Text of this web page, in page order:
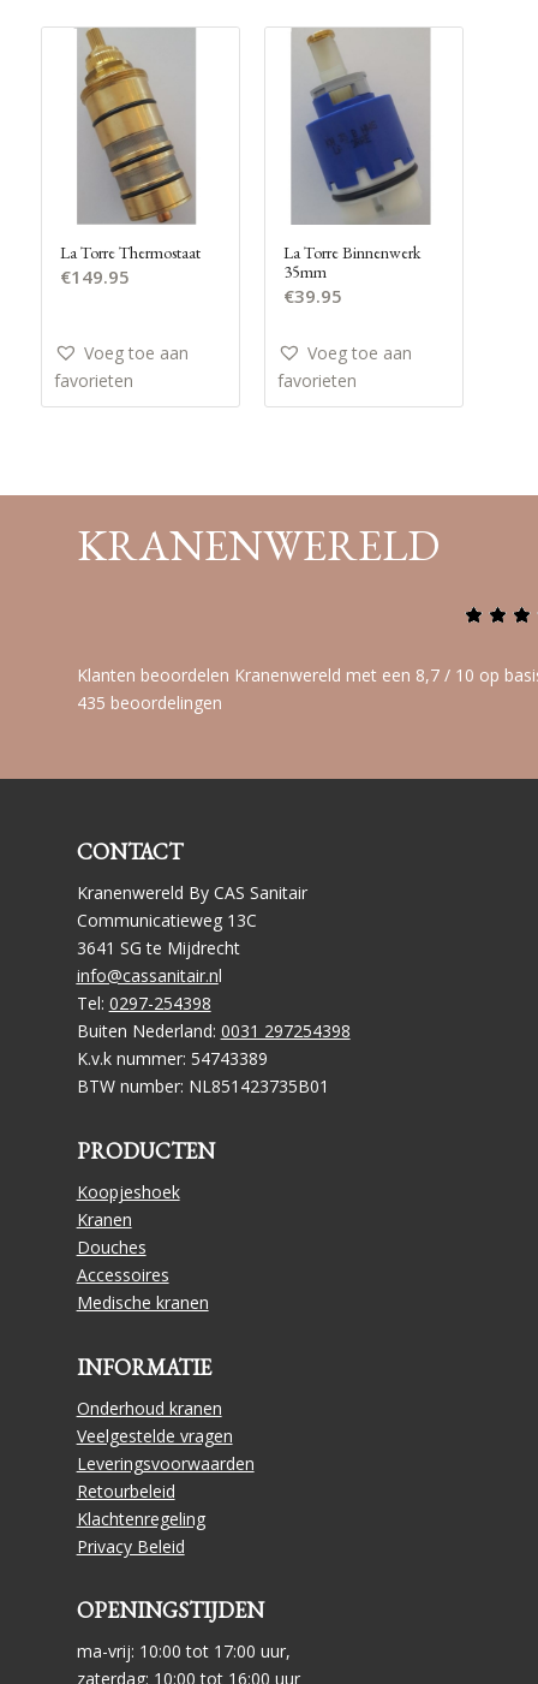
La Torre Thermostaat
€149.95
Voeg toe aan
favorieten
La Torre Binnenwerk
35mm
€39.95
Voeg toe aan
favorieten
KRANENWERELD
Klanten beoordelen Kranenwereld met een 8,7 / 10 op
435 beoordelingen
CONTACT
Kranenwereld By CAS Sanitair
Communicatieweg 13C
3641 SG te Mijdrecht
info@cassanitair.nl
Tel: 0297-254398
Buiten Nederland: 0031 297254398
K.v.k nummer: 54743389
BTW number: NL851423735B01
PRODUCTEN
Koopjeshoek
Kranen
Douches
Accessoires
Medische kranen
INFORMATIE
Onderhoud kranen
Veelgestelde vragen
Leveringsvoorwaarden
Retourbeleid
Klachtenregeling
Privacy Beleid
OPENINGSTIJDEN
ma-vrij: 10:00 tot 17:00 uur,
zaterdag: 10:00 tot 16:00 uur